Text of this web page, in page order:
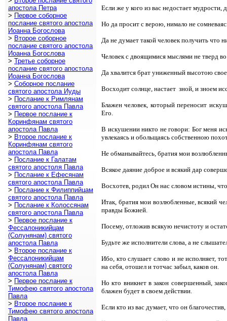
Если же у кого из вас недостает мудрости,
Но да просит с верою, нимало не
Да не думает такой человек получить что
Человек с двоящимися мыслями не тверд
Да хвалится брат униженный высотою
Восходит солнце, настает зной, и зноем
Блажен человек, который переносит
Его.
В искушении никто не говори: Бог меня
увлекаясь и обольщаясь собственною
Не обманывайтесь, братия мои
Всякое даяние доброе и всякий дар
Восхотев, родил Он нас словом истины,
Итак, братия мои возлюбленные, всякий
правды Божией.
Посему, отложив всякую нечистоту и
Будьте же исполнители слова, а не
Ибо, кто слушает слово и не исполняет,
на себя, отошел и тотчас забыл, каков он.
Но кто вникнет в закон совершенный,
блажен будет в своем действии.
Если кто из вас думает, что он
апостола Петра
> Первое соборное
послание святого апостола
Иоанна Богослова
> Второе соборное
послание святого апостола
Иоанна Богослова
> Третье соборное
послание святого апостола
Иоанна Богослова
> Соборное послание
святого апостола Иуды
> Послание к Римлянам
святого апостола Павла
> Первое послание к
Коринфянам святого
апостола Павла
> Второе послание к
Коринфянам святого
апостола Павла
> Послание к Галатам
святого апостоля Павла
> Послание к Ефесянам
святого апостола Павла
> Послание к Филиппийцам
святого апостола Павла
> Послание к Колоссянам
святого апостола Павла
> Первое послание к
Фессалоникийцам
(Солунянам) святого
апостола Павла
> Второе послание к
Фессалоникийцам
(Солунянам) святого
апостола Павла
> Первое послание к
Тимофею святого апостола
Павла
> Второе послание к
Тимофею святого апостола
Павла